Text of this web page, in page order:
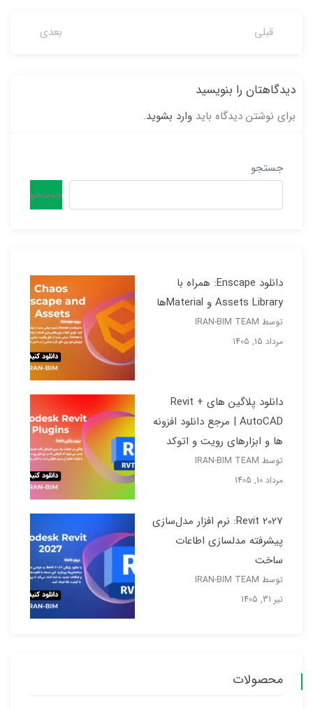
قبلی بعدی
دیدگاهتان را بنویسید
برای نوشتن دیدگاه باید وارد بشوید.
جستجو
جستجو
دانلود Enscape: همراه با
Assets Library و Materialها
توسط IRAN-BIM TEAM
مرداد 15, 1405
دانلود پلاگین های Revit +
AutoCAD | مرجع دانلود افزونه
ها و ابزارهای رویت و اتوکد
توسط IRAN-BIM TEAM
مرداد 10, 1405
Revit 2027: نرم افزار مدل‌سازی
پیشرفته مدلسازی اطاعات
ساخت
توسط IRAN-BIM TEAM
تیر 31, 1405
محصولات